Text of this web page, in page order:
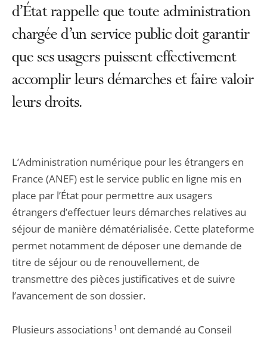
d’État rappelle que toute administration
chargée d’un service public doit garantir
que ses usagers puissent effectivement
accomplir leurs démarches et faire valoir
leurs droits.
L’Administration numérique pour les étrangers en
France (ANEF) est le service public en ligne mis en
place par l’État pour permettre aux usagers
étrangers d’effectuer leurs démarches relatives au
séjour de manière dématérialisée. Cette plateforme
permet notamment de déposer une demande de
titre de séjour ou de renouvellement, de
transmettre des pièces justificatives et de suivre
l’avancement de son dossier.
Plusieurs associations1 ont demandé au Conseil